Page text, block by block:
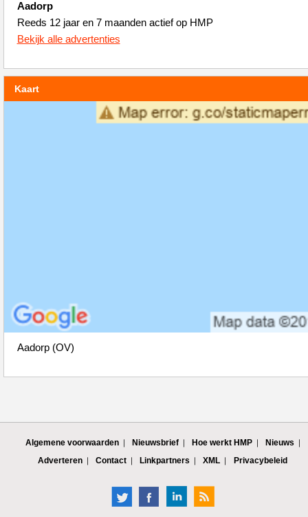
Aadorp
Reeds 12 jaar en 7 maanden actief op HMP
Bekijk alle advertenties
Kaart
Aadorp (OV)
Algemene voorwaarden Nieuwsbrief Hoe werkt HMP
Nieuws
Adverteren
Contact Linkpartners XML Privacybeleid